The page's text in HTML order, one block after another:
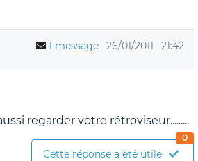
1 message 26/01/2011 21:42
regarder votre rétroviseur.........
Cette réponse a été utile
0